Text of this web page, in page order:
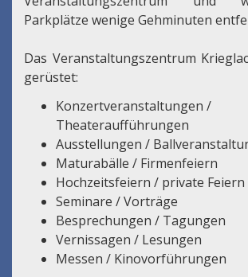
Parkplätze wenige Gehminuten
Das Veranstaltungszentrum
gerüstet:
Konzertveranstaltungen /
Theateraufführungen
Ausstellungen /
Maturabälle / Firmenfeiern
Hochzeitsfeiern / private Feiern
Seminare / Vorträge
Besprechungen / Tagungen
Vernissagen / Lesungen
Messen / Kinovorführungen